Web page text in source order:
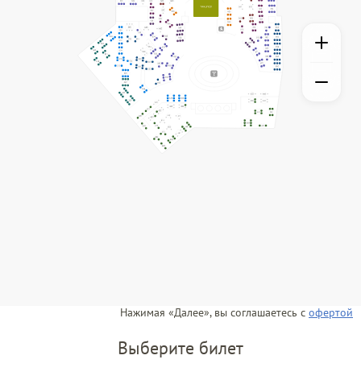
Нажимая «Далее», вы соглашаетесь с офертой
Выберите билет